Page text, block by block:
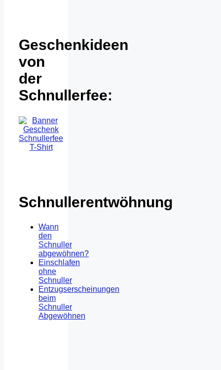
Geschenkideen
von
der
Schnullerfee:
Schnullerentwöhnung
Wann
den
Schnuller
abgewöhnen?
Einschlafen
ohne
Schnuller
Entzugserscheinungen
beim
Schnuller
Abgewöhnen